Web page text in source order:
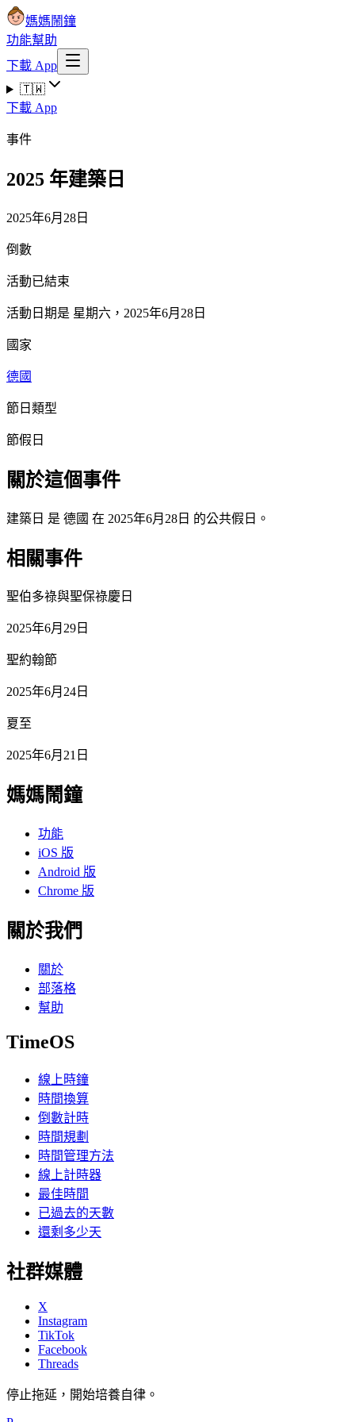
媽媽鬧鐘
功能幫助
下載 App
🇹🇼
下載 App
事件
2025 年建築日
2025年6月28日
倒數
活動已結束
活動日期是 星期六，2025年6月28日
國家
德國
節日類型
節假日
關於這個事件
建築日 是 德國 在 2025年6月28日 的公共假日。
相關事件
聖伯多祿與聖保祿慶日
2025年6月29日
聖約翰節
2025年6月24日
夏至
2025年6月21日
媽媽鬧鐘
功能
iOS 版
Android 版
Chrome 版
關於我們
關於
部落格
幫助
TimeOS
線上時鐘
時間換算
倒數計時
時間規劃
時間管理方法
線上計時器
最佳時間
已過去的天數
還剩多少天
社群媒體
X
Instagram
TikTok
Facebook
Threads
停止拖延，開始培養自律。